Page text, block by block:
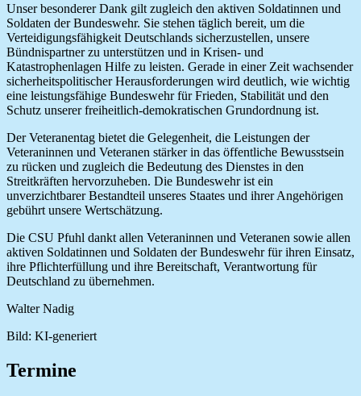
Unser besonderer Dank gilt zugleich den aktiven Soldatinnen und
Soldaten der Bundeswehr. Sie stehen täglich bereit, um die
Verteidigungsfähigkeit Deutschlands sicherzustellen, unsere
Bündnispartner zu unterstützen und in Krisen- und
Katastrophenlagen Hilfe zu leisten. Gerade in einer Zeit wachsender
sicherheitspolitischer Herausforderungen wird deutlich, wie wichtig
eine leistungsfähige Bundeswehr für Frieden, Stabilität und den
Schutz unserer freiheitlich-demokratischen Grundordnung ist.
Der Veteranentag bietet die Gelegenheit, die Leistungen der
Veteraninnen und Veteranen stärker in das öffentliche Bewusstsein
zu rücken und zugleich die Bedeutung des Dienstes in den
Streitkräften hervorzuheben. Die Bundeswehr ist ein
unverzichtbarer Bestandteil unseres Staates und ihrer Angehörigen
gebührt unsere Wertschätzung.
Die CSU Pfuhl dankt allen Veteraninnen und Veteranen sowie allen
aktiven Soldatinnen und Soldaten der Bundeswehr für ihren Einsatz,
ihre Pflichterfüllung und ihre Bereitschaft, Verantwortung für
Deutschland zu übernehmen.
Walter Nadig
Bild: KI-generiert
Termine